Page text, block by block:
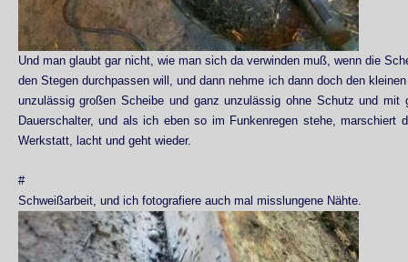
Und man glaubt gar nicht, wie man sich da verwinden muß, wenn die
den Stegen durchpassen will, und dann nehme ich dann doch den
unzulässig großen Scheibe und ganz unzulässig ohne Schutz und mit
Dauerschalter, und als ich eben so im Funkenregen stehe, marschiert
Werkstatt, lacht und geht wieder.
#
Schweißarbeit, und ich fotografiere auch mal misslungene Nähte.